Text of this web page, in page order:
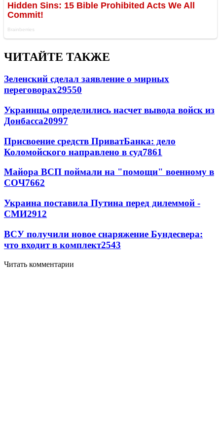
ЧИТАЙТЕ ТАКЖЕ
Зеленский сделал заявление о мирных
переговорах29550
Украинцы определились насчет вывода войск из
Донбасса20997
Присвоение средств ПриватБанка: дело
Коломойского направлено в суд7861
Майора ВСП поймали на "помощи" военному в
СОЧ7662
Украина поставила Путина перед дилеммой -
СМИ2912
ВСУ получили новое снаряжение Бундесвера:
что входит в комплект2543
Читать комментарии